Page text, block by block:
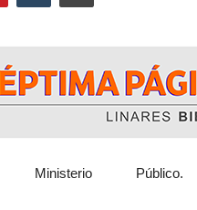
Ministerio Público.